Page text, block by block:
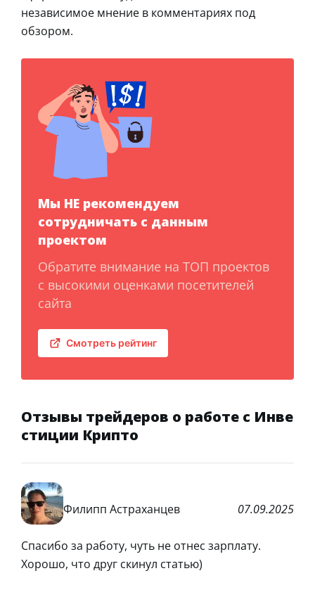
независимое мнение в комментариях под
обзором.
Мы НЕ рекомендуем
сотрудничать с данным
проектом
Обратите внимание на ТОП проектов
с высокими оценками посетителей
сайта
Смотреть рейтинг
Отзывы трейдеров о работе с Инве
стиции Крипто
Филипп Астраханцев 07.09.2025
Спасибо за работу, чуть не отнес зарплату.
Хорошо, что друг скинул статью)